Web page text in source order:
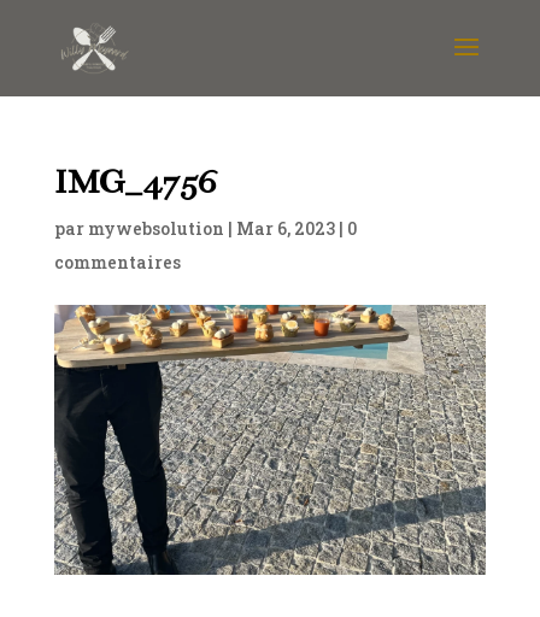
IMG_4756
par mywebsolution | Mar 6, 2023| 0
commentaires